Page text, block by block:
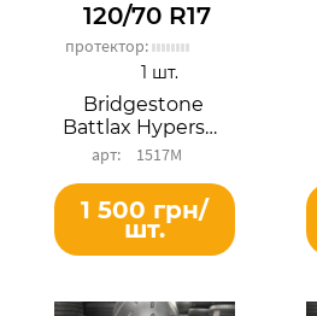
120/70 R17
протектор:
Bridgestone
Battlax Hypersport BT016F
1517М
1 шт.
1 500 грн/
шт.